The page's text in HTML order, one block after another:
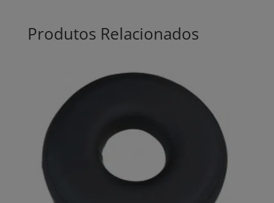
Produtos Relacionados